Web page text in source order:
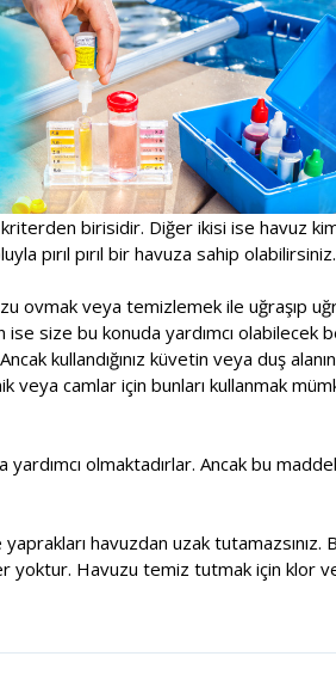
birisidir. Diğer ikisi ise havuz
pırıl pırıl bir havuza sahip olabilirsiniz.
ovmak veya temizlemek ile uğraşıp
size bu konuda yardımcı olabilecek
kullandığınız küvetin veya duş
veya camlar için bunları kullanmak
olmaktadırlar. Ancak bu
havuzdan uzak
Havuzu temiz tutmak için klor